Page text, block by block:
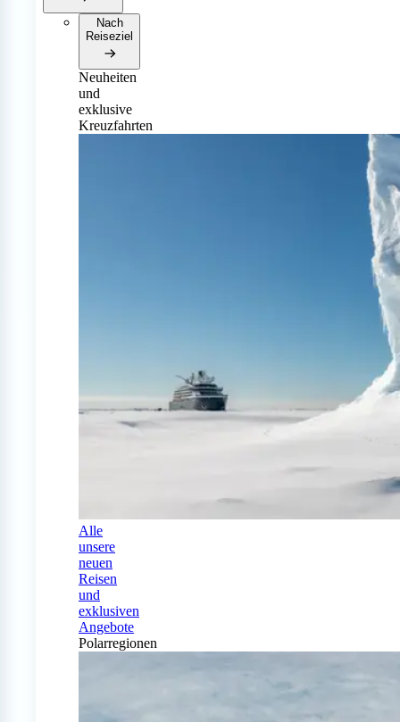
Nach
Reiseziel
Neuheiten
und
exklusive
Kreuzfahrten
Alle
unsere
neuen
Reisen
und
exklusiven
Angebote
Polarregionen